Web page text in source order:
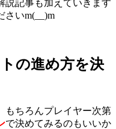
説記事も加えていきます
さいm(__)m
の進め方を決
もちろんプレイヤー次第
で決めてみるのもいいか